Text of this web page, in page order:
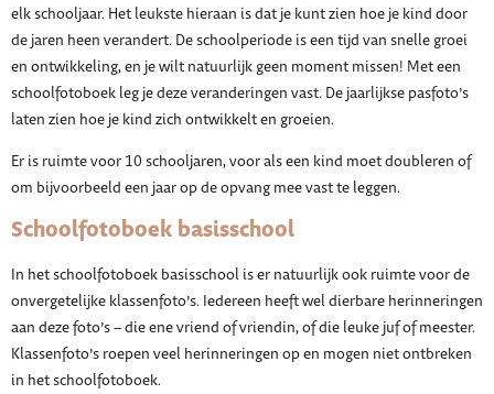
elk schooljaar. Het leukste hieraan is dat je kunt zien hoe je kind door
de jaren heen verandert. De schoolperiode is een tijd van snelle groei
en ontwikkeling, en je wilt natuurlijk geen moment missen! Met een
schoolfotoboek leg je deze veranderingen vast. De jaarlijkse pasfoto’s
laten zien hoe je kind zich ontwikkelt en groeien.
Er is ruimte voor 10 schooljaren, voor als een kind moet doubleren of
om bijvoorbeeld een jaar op de opvang mee vast te leggen.
Schoolfotoboek basisschool
In het schoolfotoboek basisschool is er natuurlijk ook ruimte voor de
onvergetelijke klassenfoto’s. Iedereen heeft wel dierbare herinneringen
aan deze foto’s – die ene vriend of vriendin, of die leuke juf of meester.
Klassenfoto’s roepen veel herinneringen op en mogen niet ontbreken
in het schoolfotoboek.